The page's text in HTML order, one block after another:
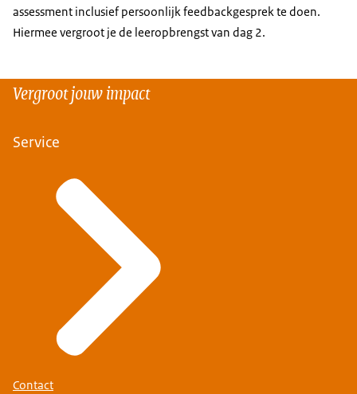
assessment inclusief persoonlijk feedbackgesprek te doen.
Hiermee vergroot je de leeropbrengst van dag 2.
Vergroot jouw impact
Service
Contact